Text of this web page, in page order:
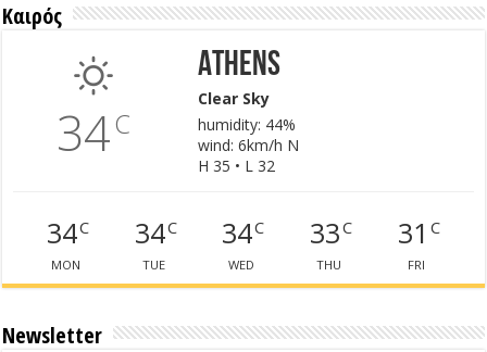
Καιρός
34C
Athens
Clear Sky
humidity: 44%
wind: 6km/h N
H 35 • L 32
34C
MON
34C
TUE
34C
WED
33C
THU
31 C
FRI
Newsletter